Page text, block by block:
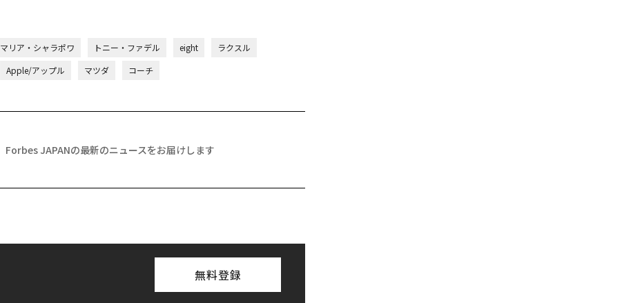
マリア・シャラポワ トニー・ファデル eight
ラクスル
Apple/アップル マツダ コーチ
Forbes JAPANの最新のニュースをお届けします
無料登録